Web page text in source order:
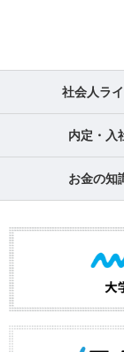
社会人ラ
内定・入
お金の知